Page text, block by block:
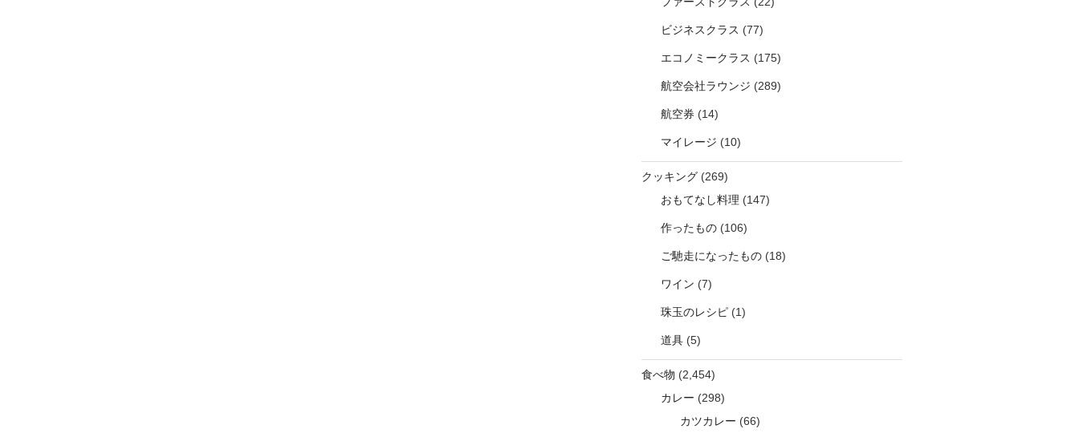
ビジネスクラス (77)
エコノミークラス (175)
航空会社ラウンジ (289)
航空券 (14)
マイレージ (10)
クッキング(269)
おもてなし料理 (147)
作ったもの(106)
ご馳走になったもの(18)
ワイン (7)
珠玉のレシピ(1)
道具(5)
食べ物 (2,454)
カレー (298)
カツカレー (66)